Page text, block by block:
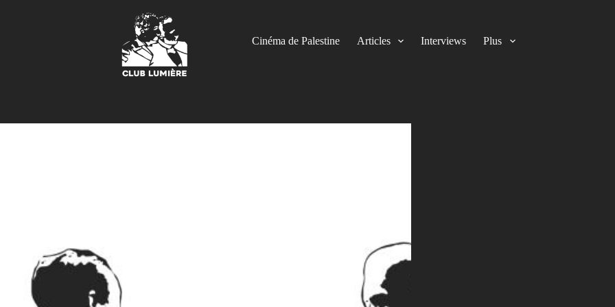
Cinéma de Palestine Articles Interviews Plus